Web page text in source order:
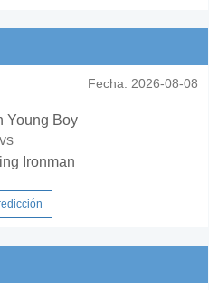
Fecha: 2026-08-08
Young Boy
vs
Ironman